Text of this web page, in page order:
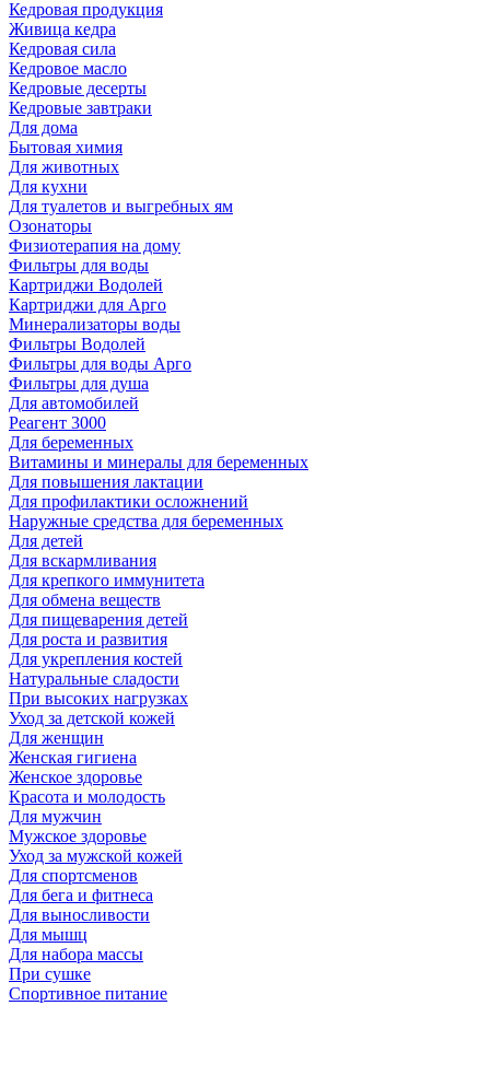
Кедровая продукция
Живица кедра
Кедровая сила
Кедровое масло
Кедровые десерты
Кедровые завтраки
Для дома
Бытовая химия
Для животных
Для кухни
Для туалетов и выгребных ям
Озонаторы
Физиотерапия на дому
Фильтры для воды
Картриджи Водолей
Картриджи для Арго
Минерализаторы воды
Фильтры Водолей
Фильтры для воды Арго
Фильтры для душа
Для автомобилей
Реагент 3000
Для беременных
Витамины и минералы для беременных
Для повышения лактации
Для профилактики осложнений
Наружные средства для беременных
Для детей
Для вскармливания
Для крепкого иммунитета
Для обмена веществ
Для пищеварения детей
Для роста и развития
Для укрепления костей
Натуральные сладости
При высоких нагрузках
Уход за детской кожей
Для женщин
Женская гигиена
Женское здоровье
Красота и молодость
Для мужчин
Мужское здоровье
Уход за мужской кожей
Для спортсменов
Для бега и фитнеса
Для выносливости
Для мышц
Для набора массы
При сушке
Спортивное питание